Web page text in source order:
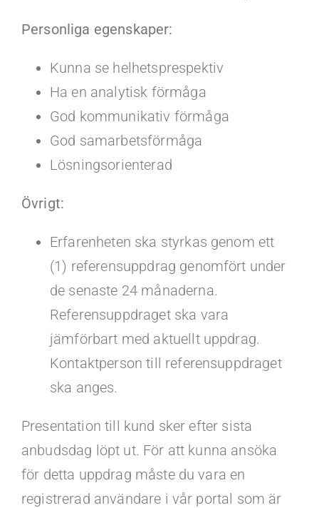
Personliga egenskaper:
Kunna se helhetsprespektiv
Ha en analytisk förmåga
God kommunikativ förmåga
God samarbetsförmåga
Lösningsorienterad
Övrigt:
Erfarenheten ska styrkas genom ett
(1) referensuppdrag genomfört under
de senaste 24 månaderna.
Referensuppdraget ska vara
jämförbart med aktuellt uppdrag.
Kontaktperson till referensuppdraget
ska anges.
Presentation till kund sker efter sista
anbudsdag löpt ut. För att kunna ansöka
för detta uppdrag måste du vara en
registrerad användare i vår portal som är